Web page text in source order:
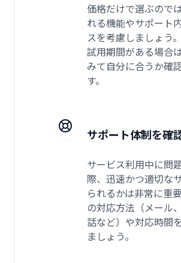
価格だけで選ぶので
れる機能やサポート
スを考慮しましょう
試用期間がある場合
みて自分に合うか確
す。
サポート体制を確
サービス利用中に問
際、迅速かつ適切な
られるかは非常に重
の対応方法（メール
話など）や対応時間
ましょう。